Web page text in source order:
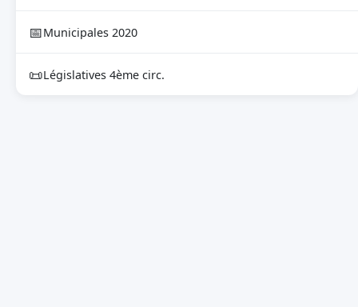
📅Municipales 2020
📜Législatives 4ème circ.